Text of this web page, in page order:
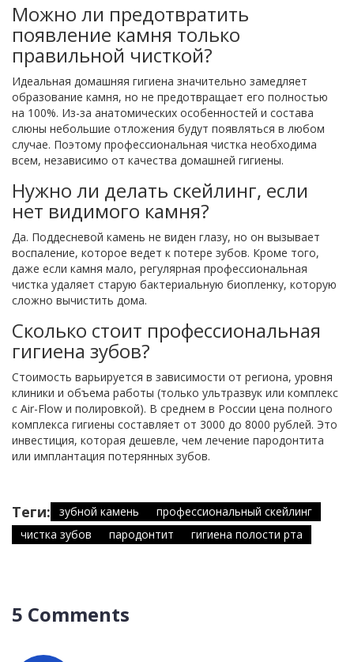
Можно ли предотвратить
появление камня только
правильной чисткой?
Идеальная домашняя гигиена значительно замедляет
образование камня, но не предотвращает его полностью
на 100%. Из-за анатомических особенностей и состава
слюны небольшие отложения будут появляться в любом
случае. Поэтому профессиональная чистка необходима
всем, независимо от качества домашней гигиены.
Нужно ли делать скейлинг, если
нет видимого камня?
Да. Поддесневой камень не виден глазу, но он вызывает
воспаление, которое ведет к потере зубов. Кроме того,
даже если камня мало, регулярная профессиональная
чистка удаляет старую бактериальную биопленку, которую
сложно вычистить дома.
Сколько стоит профессиональная
гигиена зубов?
Стоимость варьируется в зависимости от региона, уровня
клиники и объема работы (только ультразвук или комплекс
с Air-Flow и полировкой). В среднем в России цена полного
комплекса гигиены составляет от 3000 до 8000 рублей. Это
инвестиция, которая дешевле, чем лечение пародонтита
или имплантация потерянных зубов.
Теги: зубной камень
профессиональный скейлинг
чистка зубов
пародонтит гигиена полости рта
5 Comments